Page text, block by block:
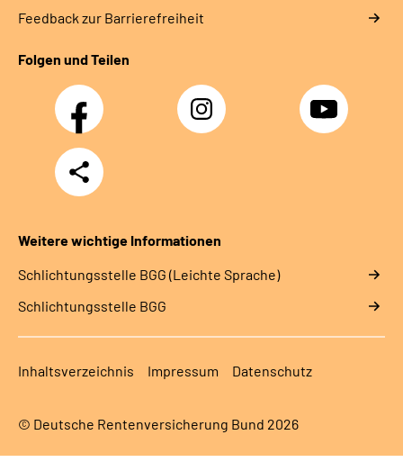
Feedback zur Barrierefreiheit
Folgen und Teilen
Facebook Instagram YouTube
Teilen
Weitere wichtige Informationen
Schlich­tungs­stel­le BGG (Leichte Sprache)
Schlich­tungs­stel­le BGG
Inhaltsverzeichnis Impressum Datenschutz
© Deutsche Rentenversicherung Bund 2026